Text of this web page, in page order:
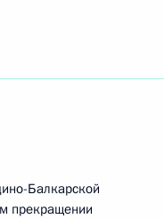
Балкарской
прекращении